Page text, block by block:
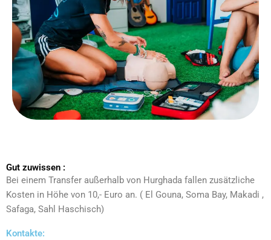
Gut zuwissen :
Bei einem Transfer außerhalb von Hurghada fallen zusätzliche
Kosten in Höhe von 10,- Euro an. ( El Gouna, Soma Bay, Makadi ,
Safaga, Sahl Haschisch)
Kontakte: